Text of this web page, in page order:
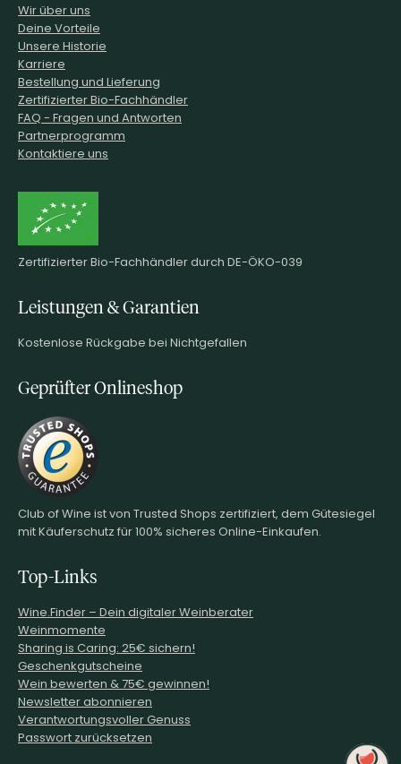
Wir über uns
Deine Vorteile
Unsere Historie
Karriere
Bestellung und Lieferung
Zertifizierter Bio-Fachhändler
FAQ - Fragen und Antworten
Partnerprogramm
Kontaktiere uns
Zertifizierter Bio-Fachhändler durch DE-ÖKO-039
Leistungen & Garantien
Kostenlose Rückgabe bei Nichtgefallen
Geprüfter Onlineshop
Club of Wine ist von Trusted Shops zertifiziert, dem Gütesiegel
mit Käuferschutz für 100% sicheres Online-Einkaufen.
Top-Links
Wine.Finder – Dein digitaler Weinberater
Weinmomente
Sharing is Caring: 25€ sichern!
Geschenkgutscheine
Wein bewerten & 75€ gewinnen!
Newsletter abonnieren
Verantwortungsvoller Genuss
Passwort zurücksetzen